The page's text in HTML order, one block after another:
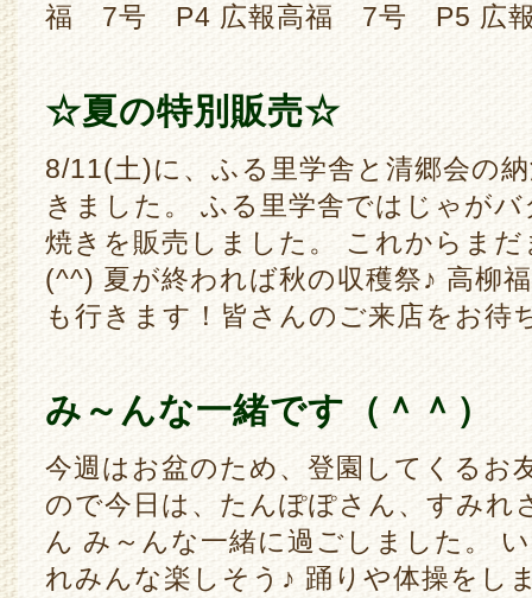
福 7号 P4 広報高福 7号 P5 広
☆夏の特別販売☆
8/11(土)に、ふる里学舎と清郷会の
きました。 ふる里学舎ではじゃが
焼きを販売しました。 これからま
(^^) 夏が終われば秋の収穫祭♪ 高柳
も行きます！皆さんのご来店をお待
み～んな一緒です（＾＾）
今週はお盆のため、登園してくるお
ので今日は、たんぽぽさん、すみれ
ん み～んな一緒に過ごしました。
れみんな楽しそう♪ 踊りや体操をし